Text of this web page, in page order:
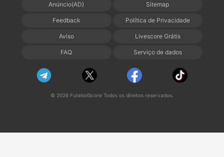
Anúncio(AD) Sitemap
Feedback Política de Privacidade
Aviso Livescore Grátis
FAQ Serviço de dados
© 2026 FutebolScore Todos os direitos reservados.